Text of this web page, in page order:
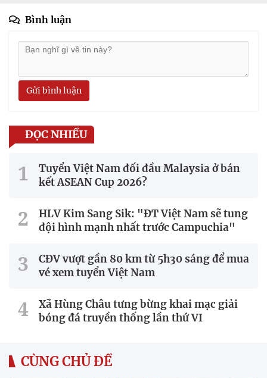
Bình luận
Gửi bình luận
ĐỌC NHIỀU
Tuyển Việt Nam đối đầu Malaysia ở bán
kết ASEAN Cup 2026?
HLV Kim Sang Sik: "ĐT Việt Nam sẽ tung
đội hình mạnh nhất trước Campuchia"
CĐV vượt gần 80 km từ 5h30 sáng để mua
vé xem tuyển Việt Nam
Xã Hùng Châu tưng bừng khai mạc giải
bóng đá truyền thống lần thứ VI
CÙNG CHỦ ĐỀ